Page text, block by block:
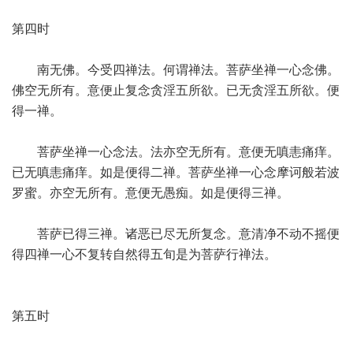
第四时
南无佛。今受四禅法。何谓禅法。菩萨坐禅一心念佛。
佛空无所有。意便止复念贪淫五所欲。已无贪淫五所欲。便
得一禅。
菩萨坐禅一心念法。法亦空无所有。意便无嗔恚痛痒。
已无嗔恚痛痒。如是便得二禅。菩萨坐禅一心念摩诃般若波
罗蜜。亦空无所有。意便无愚痴。如是便得三禅。
菩萨已得三禅。诸恶已尽无所复念。意清净不动不摇便
得四禅一心不复转自然得五旬是为菩萨行禅法。
第五时